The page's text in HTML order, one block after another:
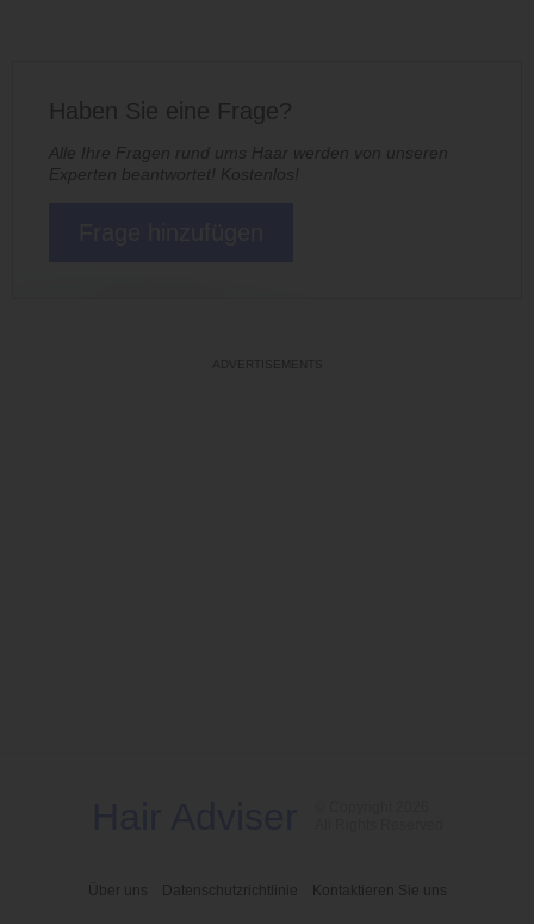
Haben Sie eine Frage?
Alle Ihre Fragen rund ums Haar werden von unseren
Experten beantwortet! Kostenlos!
Über uns Datenschutzrichtlinie Kontaktieren Sie uns